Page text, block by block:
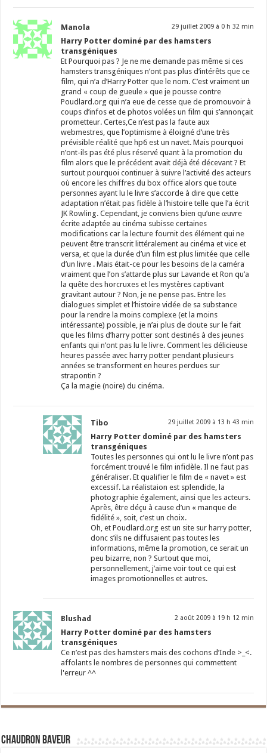
Manola 29 juillet 2009 à 0 h 32 min
Harry Potter dominé par des hamsters
transgéniques
Et Pourquoi pas ? Je ne me demande pas même si ces
hamsters transgéniques n’ont pas plus d’intérêts que ce
film, qui n’a d’Harry Potter que le nom. C’est vraiment un
grand « coup de gueule » que je pousse contre
Poudlard.org qui n’a eue de cesse que de promouvoir à
coups d’infos et de photos volées un film qui s’annonçait
prometteur. Certes,Ce n’est pas la faute aux
webmestres, que l’optimisme à éloigné d’une très
prévisible réalité que hp6 est un navet. Mais pourquoi
n’ont-ils pas été plus réservé quant à la promotion du
film alors que le précédent avait déjà été décevant ? Et
surtout pourquoi continuer à suivre l’activité des acteurs
où encore les chiffres du box office alors que toute
personnes ayant lu le livre s’accorde à dire que cette
adaptation n’était pas fidèle à l’histoire telle que l’a écrit
JK Rowling. Cependant, je conviens bien qu’une œuvre
écrite adaptée au cinéma subisse certaines
modifications car la lecture fournit des élément qui ne
peuvent être transcrit littéralement au cinéma et vice et
versa, et que la durée d’un film est plus limitée que celle
d’un livre . Mais était-ce pour les besoins de la caméra
vraiment que l’on s’attarde plus sur Lavande et Ron qu’a
la quête des horcruxes et les mystères captivant
gravitant autour ? Non, je ne pense pas. Entre les
dialogues simplet et l’histoire vidée de sa substance
pour la rendre la moins complexe (et la moins
intéressante) possible, je n’ai plus de doute sur le fait
que les films d’harry potter sont destinés à des jeunes
enfants qui n’ont pas lu le livre. Comment les délicieuse
heures passée avec harry potter pendant plusieurs
années se transforment en heures perdues sur
strapontin ?
Ça la magie (noire) du cinéma.
Tibo 29 juillet 2009 à 13 h 43 min
Harry Potter dominé par des hamsters
transgéniques
Toutes les personnes qui ont lu le livre n’ont pas
forcément trouvé le film infidèle. Il ne faut pas
généraliser. Et qualifier le film de « navet » est
excessif. La réalistaion est splendide, la
photographie également, ainsi que les acteurs.
Après, être déçu à cause d’un « manque de
fidélité », soit, c’est un choix.
Oh, et Poudlard.org est un site sur harry potter,
donc s’ils ne diffusaient pas toutes les
informations, même la promotion, ce serait un
peu bizarre, non ? Surtout que moi,
personnellement, j’aime voir tout ce qui est
images promotionnelles et autres.
Blushad 2 août 2009 à 19 h 12 min
Harry Potter dominé par des hamsters
transgéniques
Ce n’est pas des hamsters mais des cochons d’Inde >_<.
affolants le nombres de personnes qui commettent
l'erreur ^^
Chaudron Baveur